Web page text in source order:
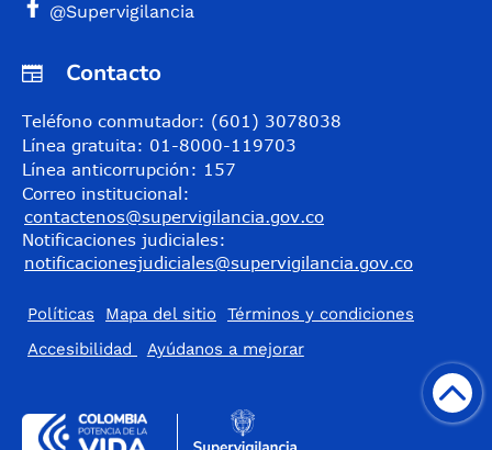
@Supervigilancia
Contacto
Teléfono conmutador: (601) 3078038
Línea gratuita: 01-8000-119703
Línea anticorrupción: 157
Correo institucional:
contactenos@supervigilancia.gov.co
Notificaciones judiciales:
notificacionesjudiciales@supervigilancia.gov.co
Políticas Mapa del sitio
Términos y condiciones
Accesibilidad
​Ayúdanos a mejorar